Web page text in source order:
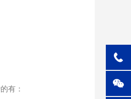
。
护的有：